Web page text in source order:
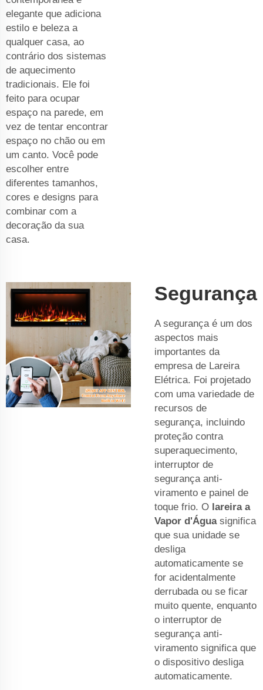
elegante que adiciona
estilo e beleza a
qualquer casa, ao
contrário dos sistemas
de aquecimento
tradicionais. Ele foi
feito para ocupar
espaço na parede, em
vez de tentar encontrar
espaço no chão ou em
um canto. Você pode
escolher entre
diferentes tamanhos,
cores e designs para
combinar com a
decoração da sua
casa.
Segurança
A segurança é um dos
aspectos mais
importantes da
empresa de Lareira
Elétrica. Foi projetado
com uma variedade de
recursos de
segurança, incluindo
proteção contra
superaquecimento,
interruptor de
segurança anti-
viramento e painel de
toque frio. O lareira a
Vapor d'Água significa
que sua unidade se
desliga
automaticamente se
for acidentalmente
derrubada ou se ficar
muito quente, enquanto
o interruptor de
segurança anti-
viramento significa que
o dispositivo desliga
automaticamente.